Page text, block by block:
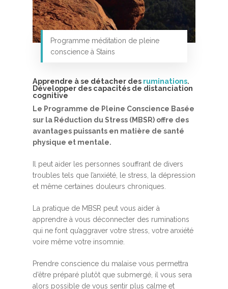
Programme méditation de pleine
conscience à Stains
Apprendre à se détacher des ruminations.
Développer des capacités de distanciation
cognitive
Le Programme de Pleine Conscience Basée
sur la Réduction du Stress (MBSR) offre des
avantages puissants en matière de santé
physique et mentale.
Il peut aider les personnes souffrant de divers
troubles tels que l’anxiété, le stress, la dépression
et même certaines douleurs chroniques.
La pratique de MBSR peut vous aider à
apprendre à vous déconnecter des ruminations
qui ne font qu’aggraver votre stress, votre anxiété
voire même votre insomnie.
Prendre conscience du malaise vous permettra
d’être préparé plutôt que submergé, il vous sera
alors possible de vous sentir plus calme et
MBSR, MSC &
Méditation
MBSR
Stage de méditation
Retraite de pleine
Thérapie :
Somatic
Somatic Experiencing
Thérapie
Entreprise
Programmes
Développement